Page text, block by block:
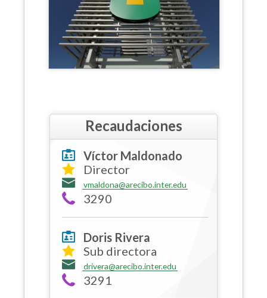
Recaudaciones
Víctor Maldonado
Director
vmaldona@arecibo.inter.edu
3290
Doris Rivera
Sub directora
drivera@arecibo.inter.edu
3291